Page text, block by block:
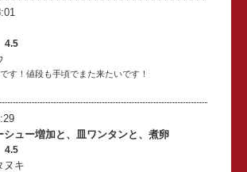
4.5
す！値段も手頃でまた来たいです！
ュー増加と、皿ワンタンと、煮卵
4.5
ヌキ